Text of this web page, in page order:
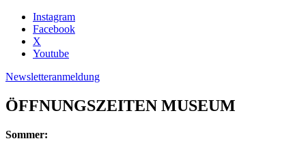
Instagram
Facebook
X
Youtube
Newsletteranmeldung
ÖFFNUNGSZEITEN MUSEUM
Sommer: